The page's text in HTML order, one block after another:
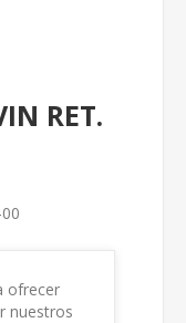
RET.
ofrecer
nuestros